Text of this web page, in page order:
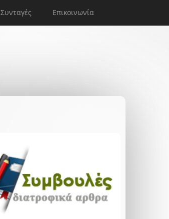
Συνταγές Επικοινωνία